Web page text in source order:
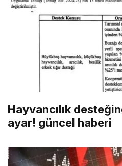
Hayvancılık
ayar! güncel haberi